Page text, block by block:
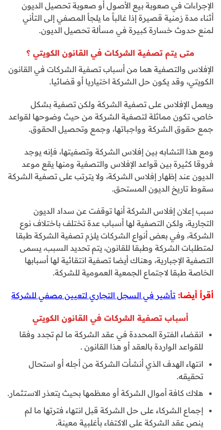
الإجراءات في صعوبة بيع الأصول أو صعوبة تحصيل الديون
أثناء مدة زمنية قصيرة إذا غالباً ما يلجأ المصفي إلى التأني
لمنع حدوث خسارة كبيرة في مسألة تحصيل الديون.
متى يتم تصفية الشركات في القانون الكويتي ؟
الإفلاس والتصفية هما من أسباب تصفية الشركات في القانون
الكويتي، وقد يكون حل الشركة اختياريا أو قضائيا.
ويعمل الإفلاس على تصفية الشركة ولكن تصفية بشكل
خاص، تكون مماثلة لتصفية الشركة من حيث وضوحها لقواعد
جمع حقوق الشركة وواجباتها، وجمع وتحصيل الحقوق.
ومع هذا التشابه بين إفلاس الشركة وتصفيتها، فإنه يوجد
فروقا كثيرة بين قواعد الإفلاس والتصفية ومنها يقع موعد
الديون عند إظهار إفلاس الشركة، ولا يترتب على تصفية الشركة
سقوط تاريخ الديون المستحق.
سبب إعلان إفلاس الشركة أنها توقفت عن سداد الديون
التجارية، ولكن التصفية لها أسباب عدة تختلف باختلاف نوع
الشركة، وفي بعض أنواع الشركات يلزم تصفية الشركة طبقا
لمتطلبات الشركة وطبقا للقانون، يتم تحديد السبب، يسمى
التصفية الإجبارية، وهناك أيضا تصفية انتقائية لها أسبابها
الخاصة طبقا لاجتماع الجمعية العمومية للشركة.
أقرأ أيضا: تأشير في السجل التجاري لتعيين مصفي للشركة
أسباب تصفية الشركات في القانون الكويتي
انقضاء الفترة المحددة في عقد الشركة ما لم تجدد وفقا
للقواعد الواردة بالعقد أو هذا القانون .
انتهاء الهدف الذي أنشأت الشركة من أجله أو استحال
تحقيقه.
هلاك كافة أموال الشركة أو معظمها بحيث يتعذر الاستثمار.
إجماع الشركاء على حل الشركة قبل انتهاء فترتها ما لم
ينص عقد الشركة على الاكتفاء بأغلبية معينة.